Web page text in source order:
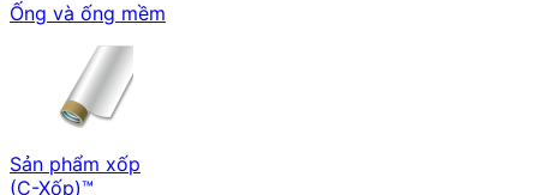
Ống và ống mềm
Sản phẩm xốp
(C-Xốp)™